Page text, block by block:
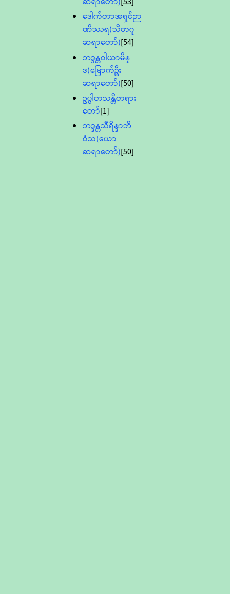
ဒေါက်တာအရှင်ဉာ
ဏိဿရ(သီတဂူ
ဆရာတော်)[54]
ဘဒ္ဒန္တဝါယာမိန္
ဒ(မြောက်ဦး
ဆရာတော်)[50]
ဥပ္ပါတသန္တိတရား
တော်[1]
ဘဒ္ဒန္တသီရိန္ဒာဘိ
ဝံသ(ယော
ဆရာတော်)[50]